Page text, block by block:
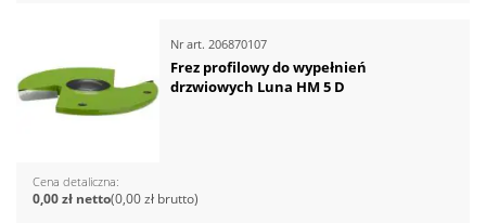
Nr art. 206870107
Frez profilowy do wypełnień
drzwiowych Luna HM 5 D
Cena detaliczna
0,00 zł
0,00 zł